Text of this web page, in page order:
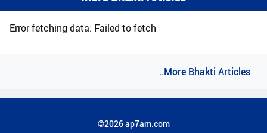
Error fetching data: Failed to fetch
..More Bhakti Articles
©2026 ap7am.com